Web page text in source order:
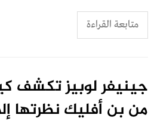
متابعة القراءة
جينيفر لوبيز تكشف
من بن أفليك نظرتها